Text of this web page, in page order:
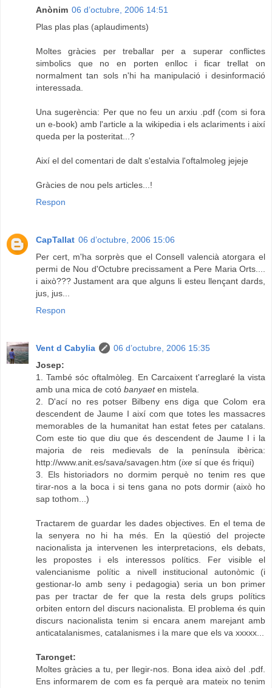
Anònim 06 d’octubre, 2006 14:51
Plas plas plas (aplaudiments)
Moltes gràcies per treballar per a superar conflictes
simbolics que no en porten enlloc i ficar trellat on
normalment tan sols n'hi ha manipulació i desinformació
interessada.
Una sugerència: Per que no feu un arxiu .pdf (com si fora
un e-book) amb l'article a la wikipedia i els aclariments i així
queda per la posteritat...?
Així el del comentari de dalt s'estalvia l'oftalmoleg jejeje
Gràcies de nou pels articles...!
Respon
CapTallat 06 d’octubre, 2006 15:06
Per cert, m'ha sorprès que el Consell valencià atorgara el
permi de Nou d'Octubre precissament a Pere Maria Orts....
i això??? Justament ara que alguns li esteu llençant dards,
jus, jus...
Respon
Vent d Cabylia
06 d’octubre, 2006 15:35
Josep:
1. També sóc oftalmòleg. En Carcaixent t'arreglaré la vista
amb una mica de cotó banyaeten mistela.
2. D'ací no res potser Bilbeny ens diga que Colom era
descendent de Jaume I així com que totes les massacres
memorables de la humanitat han estat fetes per catalans.
Com este tio que diu que és descendent de Jaume I i la
majoria de reis medievals de la península ibèrica:
http://www.anit.es/sava/savagen.htm (ixe sí que és friqui)
3. Els historiadors no dormim perquè no tenim res que
tirar-nos a la boca i si tens gana no pots dormir (això ho
sap tothom...)
Tractarem de guardar les dades objectives. En el tema de
la senyera no hi ha més. En la qüestió del projecte
nacionalista ja intervenen les interpretacions, els debats,
les propostes i els interessos polítics. Fer visible el
valencianisme polític a nivell institucional autonòmic (i
gestionar-lo amb seny i pedagogia) seria un bon primer
pas per tractar de fer que la resta dels grups polítics
orbiten entorn del discurs nacionalista. El problema és quin
discurs nacionalista tenim si encara anem marejant amb
anticatalanismes, catalanismes i la mare que els va xxxxx...
Taronget:
Moltes gràcies a tu, per llegir-nos. Bona idea això del .pdf.
Ens informarem de com es fa perquè ara mateix no tenim